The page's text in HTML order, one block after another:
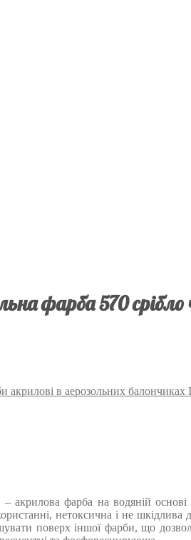
фарба 570
акрилові в аерозольних балончиках
акрилова фарба на водяній
нетоксична і не шкідлива
поверх іншої фарби, що